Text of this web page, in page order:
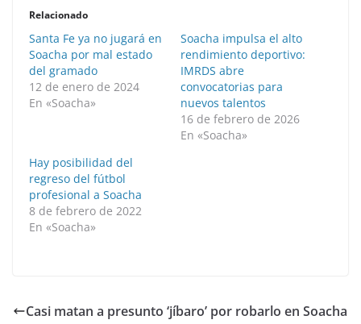
Relacionado
Santa Fe ya no jugará en
Soacha por mal estado
del gramado
12 de enero de 2024
En «Soacha»
Soacha impulsa el alto
rendimiento deportivo:
IMRDS abre
convocatorias para
nuevos talentos
16 de febrero de 2026
En «Soacha»
Hay posibilidad del
regreso del fútbol
profesional a Soacha
8 de febrero de 2022
En «Soacha»
Casi matan a presunto ‘jíbaro’ por robarlo en Soacha